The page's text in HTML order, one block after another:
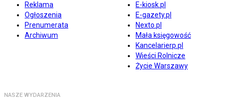
Reklama
Ogłoszenia
Prenumerata
Archiwum
E-kiosk.pl
E-gazety.pl
Nexto.pl
Mała księgowość
Kancelarierp.pl
Wieści Rolnicze
Życie Warszawy
NASZE WYDARZENIA